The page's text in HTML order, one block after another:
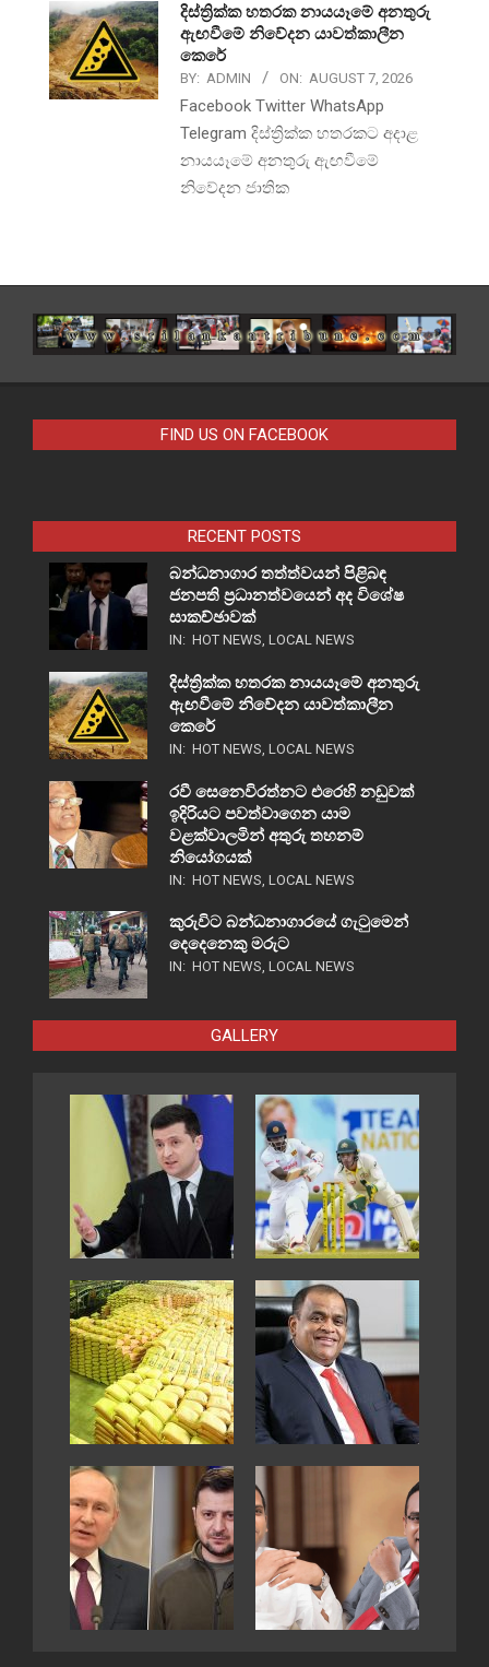
දිස්ත්‍රික්ක හතරක නායයෑමේ අනතුරු
ඇඟවීමේ නිවේදන යාවත්කාලීන
කෙරේ
BY: ADMIN ON: AUGUST 7, 2026
Facebook Twitter WhatsApp
Telegram දිස්ත්‍රික්ක හතරකට අදාළ
නායයෑමේ අනතුරු ඇඟවීමේ
නිවේදන ජාතික
FIND US ON FACEBOOK
RECENT POSTS
බන්ධනාගාර තත්ත්වයන් පිළිබඳ
ජනපති ප්‍රධානත්වයෙන් අද විශේෂ
සාකච්ඡාවක්
IN: HOT NEWS, LOCAL NEWS
දිස්ත්‍රික්ක හතරක නායයෑමේ අනතුරු
ඇඟවීමේ නිවේදන යාවත්කාලීන
කෙරේ
IN: HOT NEWS, LOCAL NEWS
රවී සෙනෙවිරත්නට එරෙහි නඩුවක්
ඉදිරියට පවත්වාගෙන යාම
වළක්වාලමින් අතුරු තහනම්
නියෝගයක්
IN: HOT NEWS, LOCAL NEWS
කුරුවිට බන්ධනාගාරයේ ගැටුමෙන්
දෙදෙනෙකු මරුට
IN: HOT NEWS, LOCAL NEWS
GALLERY